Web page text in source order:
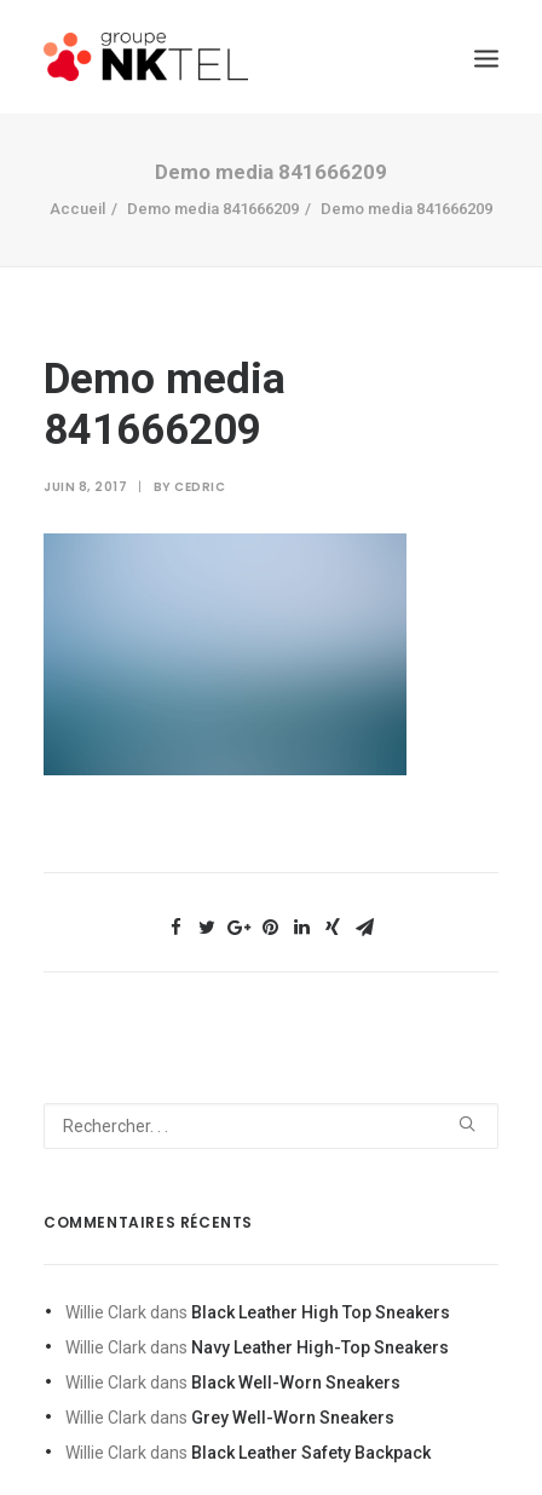
Demo media 841666209
Accueil Demo media 841666209 Demo media 841666209
Demo media
841666209
JUIN 8, 2017 | BY CEDRIC
COMMENTAIRES RÉCENTS
Willie Clark dans Black Leather High Top Sneakers
Willie Clark dans Navy Leather High-Top Sneakers
Willie Clark dans Black Well-Worn Sneakers
Willie Clark dans Grey Well-Worn Sneakers
Willie Clark dans Black Leather Safety Backpack